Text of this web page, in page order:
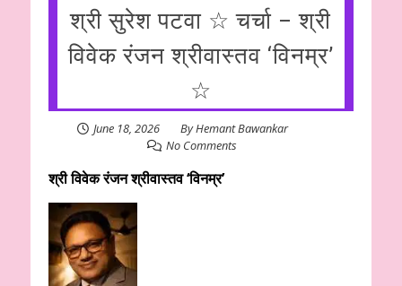
श्री सुरेश पटवा ☆ चर्चा – श्री
विवेक रंजन श्रीवास्तव ‘विनम्र’
☆
June 18, 2026 ByHemant Bawankar
No Comments
श्री विवेक रंजन श्रीवास्तव ‘विनम्र’